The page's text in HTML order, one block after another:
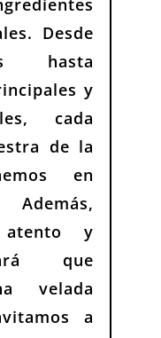
Desde
hasta
y
cada
de la
en
atento y
que
velada
a